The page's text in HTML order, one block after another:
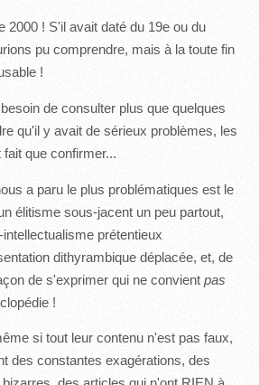
2000 ! S'il avait daté du 19e ou du
pu comprendre, mais à la toute fin
!
de consulter plus que quelques
qu'il y avait de sérieux problèmes, les
que confirmer...
a paru le plus problématiques est le
élitisme sous-jacent un peu partout,
prétentieux
dithyrambique déplacée, et, de
de s'exprimer qui ne convient pas
!
si tout leur contenu n'est pas faux,
des constantes exagérations, des